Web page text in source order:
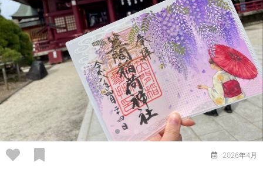
2026年4月